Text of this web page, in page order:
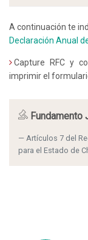
A continuación te
Declaración Anual
Capture RFC y
imprimir el
Fundamento
Artículos 7 del
para el Estado de